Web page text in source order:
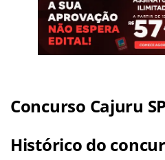
Concurso Cajuru
Histórico do